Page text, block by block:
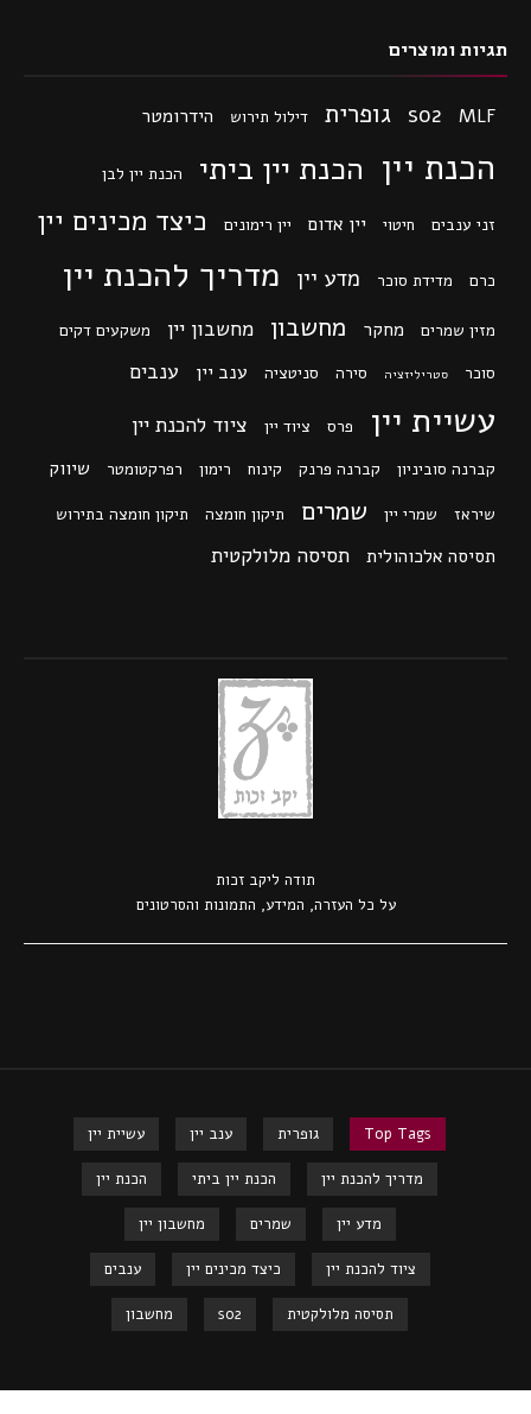
תגיות ומוצרים
MLF
so2 גופרית דילול תירוש הידרומטר
הכנת יין הכנת יין ביתי הכנת יין לבן
זני ענבים חיטוי יין אדום יין רימונים כיצד מכינים יין
כרם מדידת סוכר מדע יין מדריך להכנת יין
מזין שמרים מחקר מחשבון מחשבון יין
משקעים דקים
סוכר
סטריליזציה סירה סניטציה ענב יין ענבים
עשיית יין פרס ציוד יין ציוד להכנת יין
קברנה סוביניון קברנה פרנק קינוח רימון רפרקטומטר שיווק
שיראז שמרי יין שמרים תיקון חומצה תיקון חומצה בתירוש
תסיסה אלכוהולית תסיסה מלולקטית
תודה ליקב זכות
על כל העזרה, המידע, התמונות והסרטונים
Top Tags גופרית ענב יין עשיית יין
מדריך להכנת יין הכנת יין ביתי הכנת יין
מדע יין שמרים מחשבון יין
ציוד להכנת יין כיצד מכינים יין ענבים
תסיסה מלולקטית so2 מחשבון